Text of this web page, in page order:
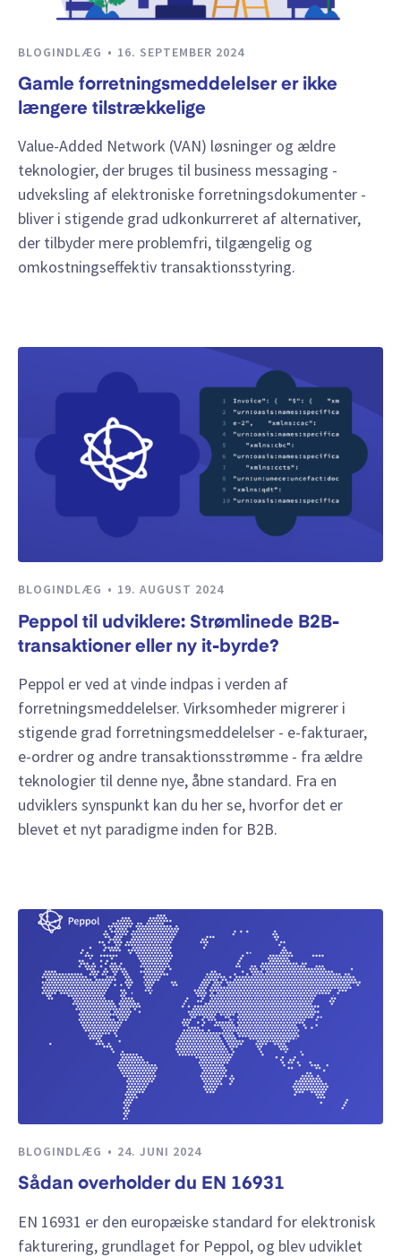
BLOGINDLÆG 16. SEPTEMBER 2024
Gamle forretningsmeddelelser er ikke
længere tilstrækkelige
Value-Added Network (VAN) løsninger og ældre
teknologier, der bruges til business messaging -
udveksling af elektroniske forretningsdokumenter -
bliver i stigende grad udkonkurreret af alternativer,
der tilbyder mere problemfri, tilgængelig og
omkostningseffektiv transaktionsstyring.
BLOGINDLÆG 19. AUGUST 2024
Peppol til udviklere: Strømlinede B2B-
transaktioner eller ny it-byrde?
Peppol er ved at vinde indpas i verden af
forretningsmeddelelser. Virksomheder migrerer i
stigende grad forretningsmeddelelser - e-fakturaer,
e-ordrer og andre transaktionsstrømme - fra ældre
teknologier til denne nye, åbne standard. Fra en
udviklers synspunkt kan du her se, hvorfor det er
blevet et nyt paradigme inden for B2B.
BLOGINDLÆG 24. JUNI 2024
Sådan overholder du EN 16931
EN 16931 er den europæiske standard for elektronisk
fakturering, grundlaget for Peppol, og blev udviklet